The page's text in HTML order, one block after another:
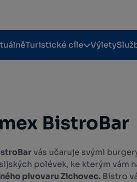
Turistické cíle Výlety
BistroBar
vás učaruje svými
polévek, ke kterým vám
pivovaru Zichovec. Bistro